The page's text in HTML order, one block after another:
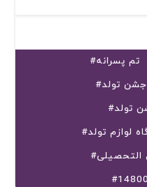
#تم پسرانه
#جشن تولد
تولد
لوازم تولد
التحصیلی